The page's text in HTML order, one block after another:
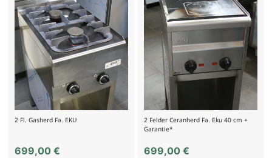
2 Fl. Gasherd Fa. EKU
699,00 €
2 Felder Ceranherd Fa. Eku 40 cm +
Garantie*
699,00€